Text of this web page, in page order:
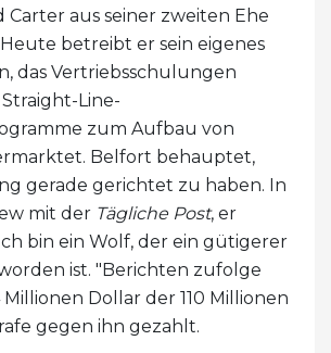
aus seiner zweiten Ehe
betreibt er sein eigenes
das Vertriebsschulungen
Line-
zum Aufbau von
Belfort behauptet,
gerade gerichtet zu haben. In
mit der Tägliche Post, er
bin ein Wolf, der ein gütigerer
ist. "Berichten zufolge
Dollar der 110 Millionen
gegen ihn gezahlt.